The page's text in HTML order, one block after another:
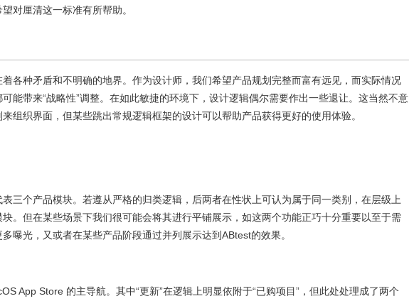
对厘清这一标准有所帮助。
各种矛盾和不明确的地界。作为设计师，我们希望产品规划完整而富有远见，而实际情况
能带来“战略性”调整。在如此敏捷的环境下，设计逻辑偶尔需要作出一些退让。这当然不意
组织界面，但某些跳出常规逻辑框架的设计可以帮助产品获得更好的使用体验。
表三个产品模块。若遵从严格的归类逻辑，后两者在性状上可认为属于同一类别，在层级上
。但在某些场景下我们很可能会将其进行平铺展示，如这两个功能正巧十分重要以至于需
曝光，又或者在某些产品阶段通过并列展示达到ABtest的效果。
App Store 的主导航。其中“更新”在逻辑上明显依附于“已购项目”，但此处处理成了两个